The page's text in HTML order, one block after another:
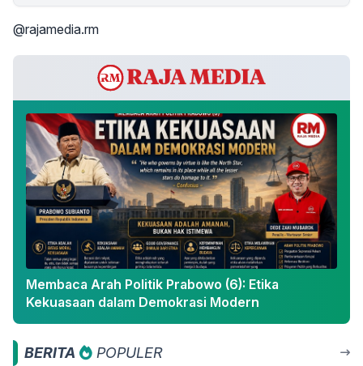
@rajamedia.rm
Membaca Arah Politik Prabowo (6): Etika
Kekuasaan dalam Demokrasi Modern
BERITA POPULER